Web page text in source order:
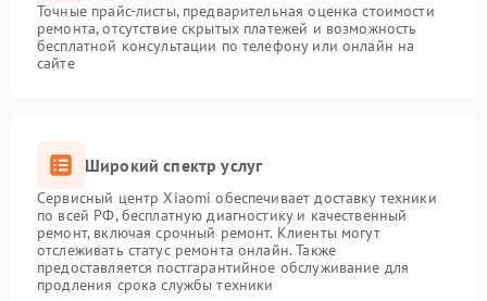
Точные прайс-листы, предварительная оценка стоимости
ремонта, отсутствие скрытых платежей и возможность
бесплатной консультации по телефону или онлайн на
сайте
Широкий спектр услуг
Сервисный центр Xiaomi обеспечивает доставку техники
по всей РФ, бесплатную диагностику и качественный
ремонт, включая срочный ремонт. Клиенты могут
отслеживать статус ремонта онлайн. Также
предоставляется постгарантийное обслуживание для
продления срока службы техники